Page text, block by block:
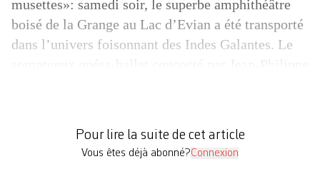
musettes»: samedi soir, le superbe amphithéâtre
boisé de la Grange au Lac d’Evian a été transporté
dans l’univers foisonnant des Indes Galantes. Le
Pour lire la suite de cet article
Vous êtes déjà abonné?Connexion